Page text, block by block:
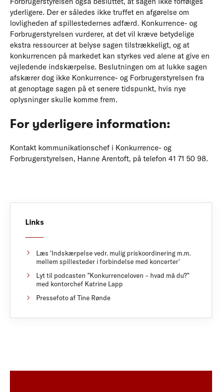
yderligere. Der er således ikke truffet en afgørelse om
lovligheden af spillestedernes adfærd. Konkurrence- og
Forbrugerstyrelsen vurderer, at det vil kræve betydelige
ekstra ressourcer at belyse sagen tilstrækkeligt, og at
konkurrencen på markedet kan styrkes ved alene at give en
vejledende indskærpelse. Beslutningen om at lukke sagen
afskærer dog ikke Konkurrence- og Forbrugerstyrelsen fra
at genoptage sagen på et senere tidspunkt, hvis nye
oplysninger skulle komme frem.
For yderligere information:
Kontakt kommunikationschef i Konkurrence- og
Forbrugerstyrelsen, Hanne Arentoft, på telefon 41 71 50 98.
Links
Læs 'Indskærpelse vedr. mulig priskoordinering m.m.
mellem spillesteder i forbindelse med koncerter'
Lyt til podcasten ”Konkurrenceloven – hvad må du?”
med kontorchef Katrine Lapp
Pressefoto af Tine Rønde